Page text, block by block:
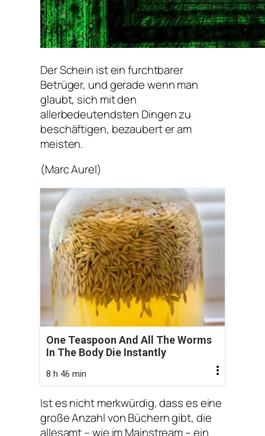
Der Schein ist ein furchtbarer
Betrüger, und gerade wenn man
glaubt, sich mit den
allerbedeutendsten Dingen zu
beschäftigen, bezaubert er am
meisten.
(Marc Aurel)
One Teaspoon And All The Worms
In The Body Die Instantly
8 h 46 min
Ist es nicht merkwürdig, dass es eine
große Anzahl von Büchern gibt, die
allesamt – wie im Mainstream – ein